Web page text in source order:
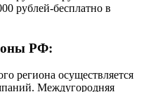
рублей-бесплатно в
РФ:
региона осуществляется
Междугородняя